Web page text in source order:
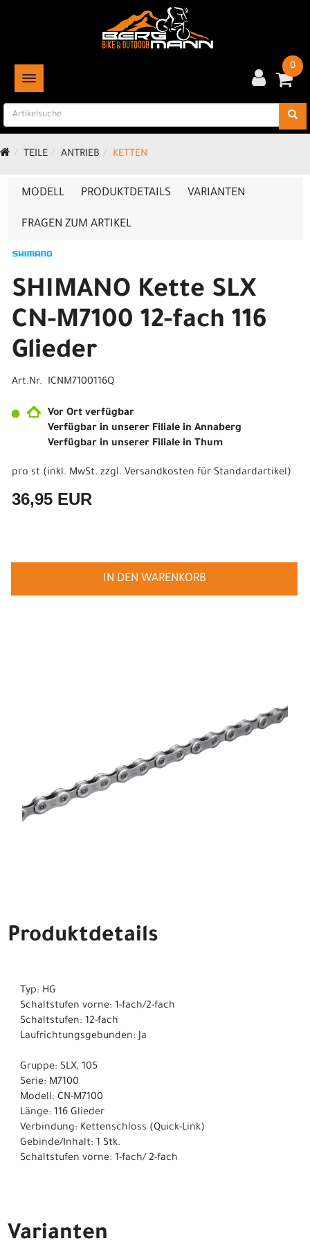
TOGGLE NAVIGATION
0
TEILE ANTRIEB KETTEN
MODELL PRODUKTDETAILS VARIANTEN
FRAGEN ZUM ARTIKEL
SHIMANO Kette SLX
CN-M7100 12-fach 116
Glieder
Art.Nr. ICNM7100116Q
Vor Ort verfügbar
Verfügbar in unserer Filiale in Annaberg
Verfügbar in unserer Filiale in Thum
pro st (inkl. MwSt. zzgl. Versandkosten für Standardartikel)
36,95 EUR
IN DEN WARENKORB
Produktdetails
Typ: HG
Schaltstufen vorne: 1-fach/2-fach
Schaltstufen: 12-fach
Laufrichtungsgebunden: Ja
Gruppe: SLX, 105
Serie: M7100
Modell: CN-M7100
Länge: 116 Glieder
Verbindung: Kettenschloss (Quick-Link)
Gebinde/Inhalt: 1 Stk.
Schaltstufen vorne: 1-fach/ 2-fach
Varianten